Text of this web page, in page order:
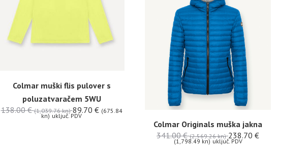
Colmar muški flis pulover s
poluzatvaračem 5WU
138.00€ (1,039.76 kn) 89.70 € (675.84
kn) uključ. PDV
Colmar Originals muška jakna
341.00€ (2,569.26 kn) 238.70 €
(1,798.49 kn) uključ. PDV